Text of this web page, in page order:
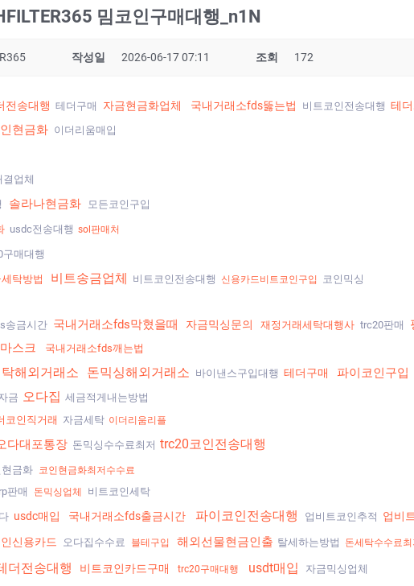
밈코인구매대행_n1N
작성일 2026-06-17 07:11 조회 172
전송대행 테더구매 자금현금화업체 국내거래소fds뚫는법 비트코인전송대행 테
현금화 이더리움매입
업체
솔라나현금화 모든코인구입
usdc전송대행 sol판매처
구매대행
탁방법 비트송금업체 비트코인전송대행 신용카드비트코인구입 코인믹싱
송금시간 국내거래소fds막혔을때 자금믹싱문의 재정거래세탁대행사 trc20판매
스크 국내거래소fds깨는법
해외거래소 돈믹싱해외거래소 바이낸스구입대행 테더구매 파이코인구입
금 오다집 세금적게내는방법
코인직거래 자금세탁 이더리움리플
다대포통장 돈믹싱수수료최저 trc20코인전송대행
금화 코인현금화최저수수료
판매 돈믹싱업체 비트코인세탁
usdc매입 국내거래소fds출금시간 파이코인전송대행 업비트코인추적 업비
신용카드 오다집수수료 블테구입 해외선물현금인출 탈세하는방법 돈세탁수수료최
더전송대행 비트코인카드구매 trc20구매대행 usdt매입 자금믹싱업체